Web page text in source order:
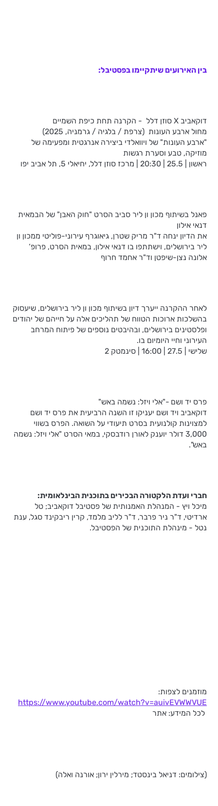
בין האירועים שיתקיימו בפסטיבל:
דוקאביב X סוזן דלל - הקרנה תחת כיפת השמיים
מחול ארבע העונות (צרפת / בלגיה / גרמניה, 2025)
"ארבע העונות" של ויוואלדי ביצירה אנרגטית ומפעימה של
מוזיקה, טבע וסערת רגשות
ראשון | 25.5 | 20:30 | מרכז סוזן דלל, יחיאלי 5, תל אביב יפו
פאנל בשיתוף מכון ון ליר סביב הסרט "חוק האבן" של הבמאית
דנאי אילון
את הדיון ינחה ד"ר מריק שטרן, גיאוגרף עירוני-פוליטי ממכון ון
ליר בירושלים, וישתתפו בו דנאי אילון, במאית הסרט, פרופ‘
אלונה נצן-שיפטן וד"ר אחמד חרוף
לאחר ההקרנה ייערך דיון בשיתוף מכון ון ליר בירושלים, שיעסוק
בהשלכות ארוכות הטווח של תהליכים אלה על חייהם של יהודים
ופלסטינים בירושלים, ובהיבטים נוספים של פיתוח המרחב
העירוני וחיי היומיום בו.
שלישי | 27.5 | 16:00 | סינמטק 2
פרס יד ושם -"אלי ויזל: נשמה באש"
דוקאביב ויד ושם יעניקו זו השנה הרביעית את פרס יד ושם
למצוינות קולנועית בסרט תיעודי על השואה. הפרס בשווי
3,000 דולר יוענק לאורן רודבסקי, במאי הסרט "אלי ויזל: נשמה
באש".
חברי ועדת הלקטורה הבכירים בתוכנית הבינלאומית:
מיכל ויץ - המנהלת האמנותית של פסטיבל דוקאביב; טל
ארדיטי, ד"ר ניר פרבר, ד"ר לליב מלמד, קרין ריבקינד סגל, ענת
נטל - מינהלת התוכנית של הפסטיבל.
מוזמנים לצפות:
https://www.youtube.com/watch?v=auivEVWWVUE
לכל המידע: אתר
(צילומים: דניאל בינסטד; מירלין ירון; אורנה ואלה)